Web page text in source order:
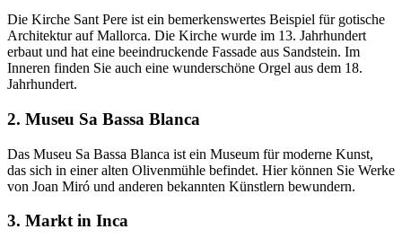
Die Kirche Sant Pere ist ein bemerkenswertes Beispiel für gotische
Architektur auf Mallorca. Die Kirche wurde im 13. Jahrhundert
erbaut und hat eine beeindruckende Fassade aus Sandstein. Im
Inneren finden Sie auch eine wunderschöne Orgel aus dem 18.
Jahrhundert.
2. Museu Sa Bassa Blanca
Das Museu Sa Bassa Blanca ist ein Museum für moderne Kunst,
das sich in einer alten Olivenmühle befindet. Hier können Sie Werke
von Joan Miró und anderen bekannten Künstlern bewundern.
3. Markt in Inca